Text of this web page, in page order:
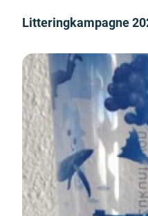
Litteringkampagne